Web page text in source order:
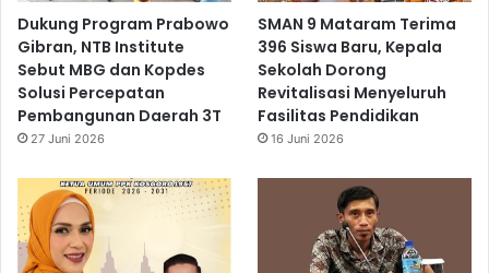
Dukung Program Prabowo
Gibran, NTB Institute
Sebut MBG dan Kopdes
Solusi Percepatan
Pembangunan Daerah 3T
27 Juni 2026
SMAN 9 Mataram Terima
396 Siswa Baru, Kepala
Sekolah Dorong
Revitalisasi Menyeluruh
Fasilitas Pendidikan
16 Juni 2026